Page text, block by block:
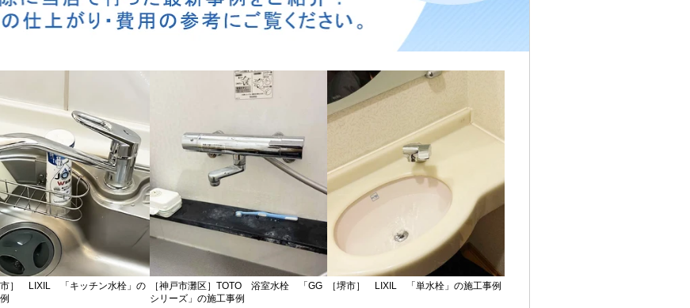
市］ LIXIL 「キッチン水栓」の
［神戸市灘区］TOTO 浴室水栓 「GG
シリーズ」の施工事例
［堺市］ LIXIL 「単水栓」の施工事例